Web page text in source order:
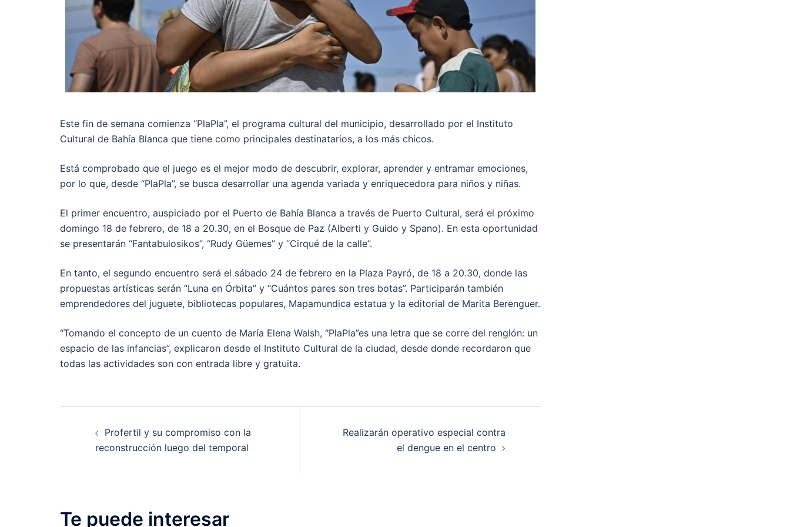
Este fin de semana comienza “PlaPla”, el programa cultural del municipio, desarrollado por el Instituto
Cultural de Bahía Blanca que tiene como principales destinatarios, a los más chicos.
Está comprobado que el juego es el mejor modo de descubrir, explorar, aprender y entramar emociones,
por lo que, desde “PlaPla”, se busca desarrollar una agenda variada y enriquecedora para niños y niñas.
El primer encuentro, auspiciado por el Puerto de Bahía Blanca a través de Puerto Cultural, será el próximo
domingo 18 de febrero, de 18 a 20.30, en el Bosque de Paz (Alberti y Guido y Spano). En esta oportunidad
se presentarán “Fantabulosikos”, “Rudy Güemes” y “Cirqué de la calle”.
En tanto, el segundo encuentro será el sábado 24 de febrero en la Plaza Payró, de 18 a 20.30, donde las
propuestas artísticas serán “Luna en Órbita” y “Cuántos pares son tres botas”. Participarán también
emprendedores del juguete, bibliotecas populares, Mapamundica estatua y la editorial de Marita Berenguer.
“Tomando el concepto de un cuento de María Elena Walsh, “PlaPla”es una letra que se corre del renglón: un
espacio de las infancias”, explicaron desde el Instituto Cultural de la ciudad, desde donde recordaron que
todas las actividades son con entrada libre y gratuita.
navigation
Profertil y su compromiso con la
reconstrucción luego del temporal
Realizarán operativo especial contra
el dengue en el centro
Te puede interesar